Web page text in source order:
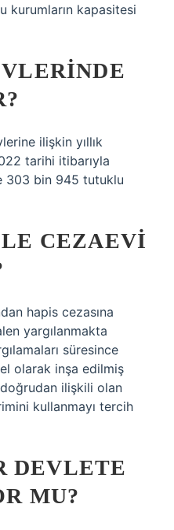
kurumların kapasitesi
ilişkin yıllık
tarihi itibarıyla
303 bin 945 tutuklu
CEZAEVI
hapis cezasına
yargılanmakta
süresince
olarak inşa edilmiş
doğrudan ilişkili olan
kullanmayı tercih
DEVLETE
MU?